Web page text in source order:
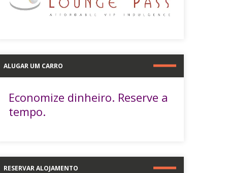
ALUGAR UM CARRO
Economize dinheiro. Reserve a
tempo.
RESERVAR ALOJAMENTO